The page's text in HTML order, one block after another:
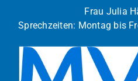
Frau Julia
Sprechzeiten: Montag bis